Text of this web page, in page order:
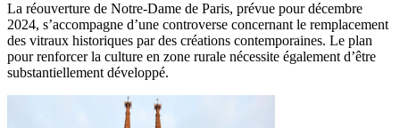
La réouverture de Notre-Dame de Paris, prévue pour décembre
2024, s’accompagne d’une controverse concernant le remplacement
des vitraux historiques par des créations contemporaines. Le plan
pour renforcer la culture en zone rurale nécessite également d’être
substantiellement développé.